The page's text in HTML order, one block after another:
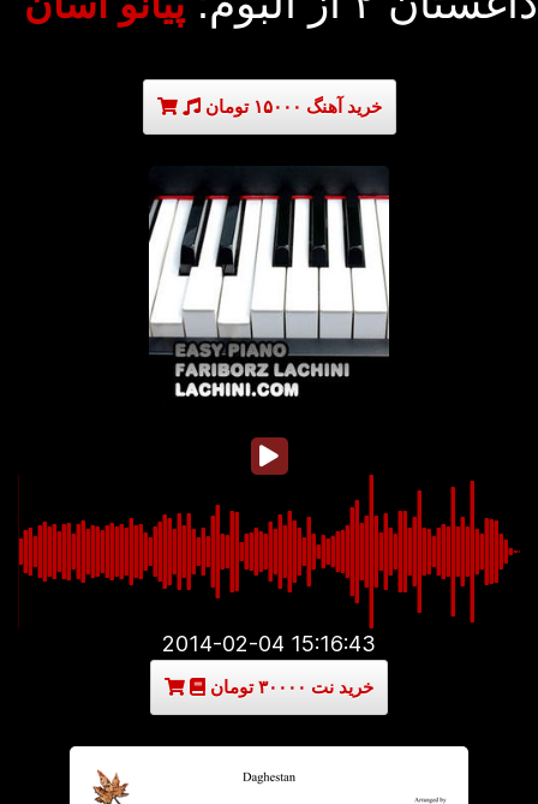
خرید آهنگ ۱۵۰۰۰ تومان
2014-02-04 15:16:43
خرید نت ۳۰۰۰۰ تومان